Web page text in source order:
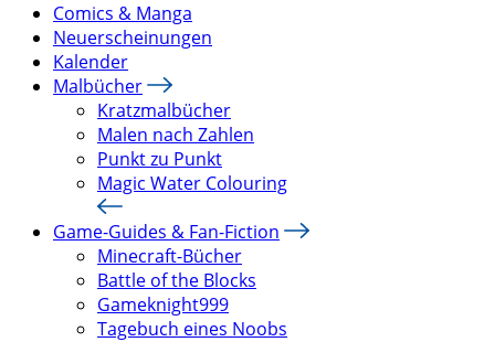
Comics & Manga
Neuerscheinungen
Kalender
Malbücher
Kratzmalbücher
Malen nach Zahlen
Punkt zu Punkt
Magic Water Colouring
Game-Guides & Fan-Fiction
Minecraft-Bücher
Battle of the Blocks
Gameknight999
Tagebuch eines Noobs